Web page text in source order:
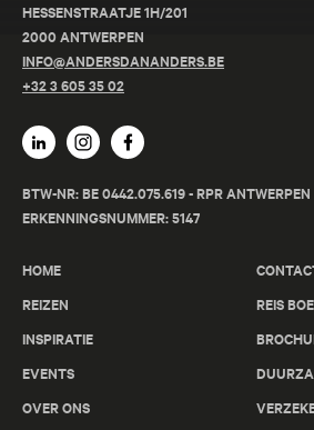
HESSENSTRAATJE 1H/201
2000 ANTWERPEN
INFO@ANDERSDANANDERS.BE
+32 3 605 35 02
BTW-NR: BE 0442.075.619 - RPR ANTWERPEN
ERKENNINGSNUMMER: 5147
HOME
REIZEN
INSPIRATIE
EVENTS
OVER ONS
REIS